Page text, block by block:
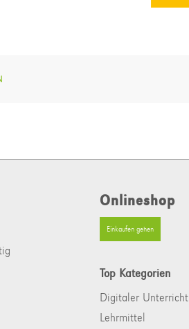
Onlineshop
Einkaufen gehen
Top Kategorien
Digitaler Unterricht
Lehrmittel